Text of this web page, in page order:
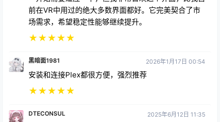
前在VR中用过的绝大多数界面都好。它完美契合了市
场需求，希望稳定性能够继续提升。
★★★★★
黑暗面1981 2026年1月17日 00:54
安装和连接Plex都很方便，强烈推荐
★★★★★
DTECONSUL 2025年6月12日 11:35